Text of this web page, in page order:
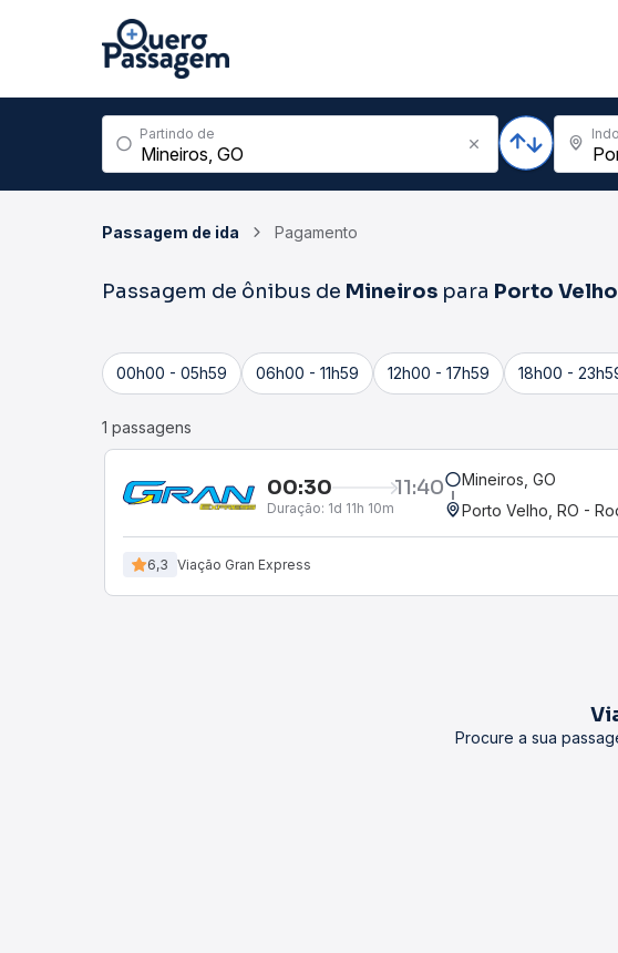
Partindo de
Passagem de ida Pagamento
Passagem de ônibus de Mineiros para Porto Velho
00h00 - 05h59 06h00 - 11h59 12h00 - 17h59 18h00 -
1 passagens
00:30 11:40
Duração: 1d 11h 10m
Mineiros, GO
Porto Velho, RO -
6,3 Viação Gran Express
Procure a sua